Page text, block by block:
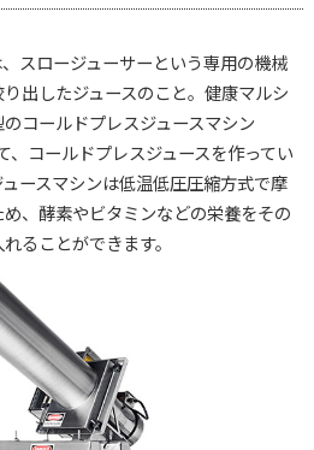
スロージューサーという専用の機械
出したジュースのこと。健康マルシ
コールドプレスジュースマシン
コールドプレスジュースを作ってい
ースマシンは低温低圧圧縮方式で摩
、酵素やビタミンなどの栄養をその
ることができます。